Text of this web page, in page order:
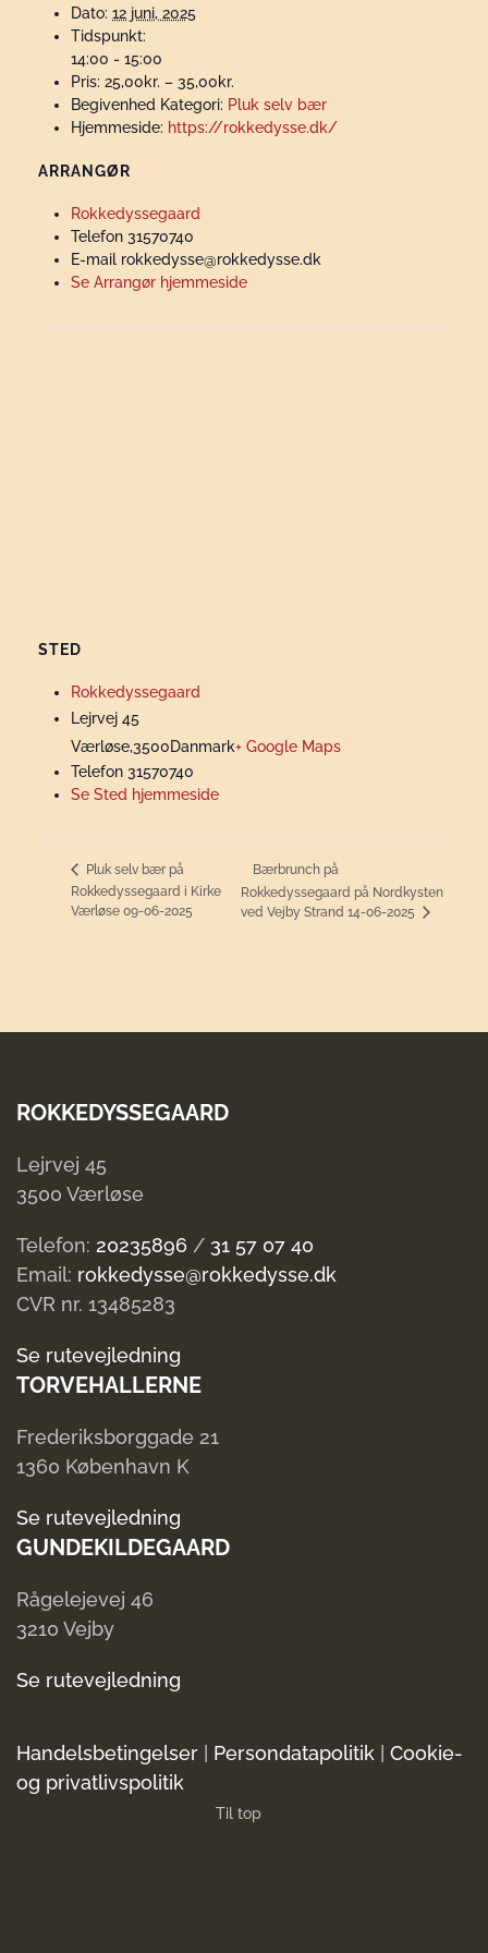
Dato: 12 juni, 2025
Tidspunkt:
14:00 - 15:00
Pris: 25,00kr. – 35,00kr.
Begivenhed Kategori: Pluk selv bær
Hjemmeside: https://rokkedysse.dk/
ARRANGØR
Rokkedyssegaard
Telefon 31570740
E-mail rokkedysse@rokkedysse.dk
Se Arrangør hjemmeside
STED
Rokkedyssegaard
Lejrvej 45
Værløse,3500Danmark+ Google Maps
Telefon 31570740
Se Sted hjemmeside
Pluk selv bær på
Rokkedyssegaard i Kirke
Værløse 09-06-2025
Bærbrunch på
Rokkedyssegaard på Nordkysten
ved Vejby Strand 14-06-2025
ROKKEDYSSEGAARD
Lejrvej 45
3500 Værløse
Telefon: 20235896 / 31 57 07 40
Email: rokkedysse@rokkedysse.dk
CVR nr. 13485283
Se rutevejledning
TORVEHALLERNE
Frederiksborggade 21
1360 København K
Se rutevejledning
GUNDEKILDEGAARD
Rågelejevej 46
3210 Vejby
Se rutevejledning
Handelsbetingelser Persondatapolitik
Cookie-
og privatlivspolitik
Til top